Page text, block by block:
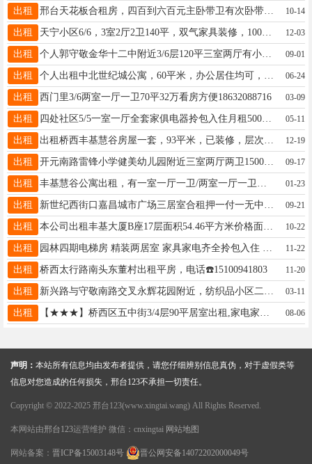
出租 邢台天花板合租房，四百到六百元主卧带卫有次卧带阳台，桥西桥东开发区拎包住，家具家电齐全能做饭能洗澡18531931712 10-14
出租 天宁小区6/6，3室2厅2卫140平，双气家具装修，1000元每月13932956701无中介 12-03
出租 个人郭守敬金华十二中附近3/6层120平三室两厅有小房可做自习室托管班长租短租均可不收押金17659997715 09-01
出租 06-24
出租 西门里3/6两室一厅一卫70平32万看房方便18632088716 03-09
出租 四处社区5/5一室一厅全套家俱电器拎包入住月租500电话19143482300 05-11
出租 12-19
出租 开元南路雷锋小学健美幼儿园附近三室两厅两卫1500中层家具家电齐全带车库停车方便13313397813桥西带车库一千三 09-17
出租 01-23
出租 09-21
出租 10-22
出租 11-22
出租 桥西太行路南头东董村出租平房，电话☎️15100941803 11-20
出租 03-11
出租 08-06
声明： 本站所有信息均由发布者提供，请您仔细辨别信息真伪，对于虚假类等
信息对您造成的任何损失，邢台123不承担一切责任。
Copyright © 2022-2025 邢台123(www.xingtai.wang) All Rights Reserved.
本网站由邢台123运营维护 微信：cnxingtai 网站地图
网站备案： 晋ICP备15003148号 晋公网安备14072202000049号